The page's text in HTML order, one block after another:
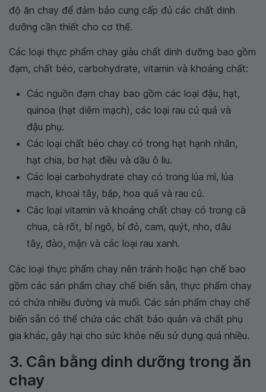
độ ăn chay để đảm bảo cung cấp đủ các chất dinh
dưỡng cần thiết cho cơ thể.
Các loại thực phẩm chay giàu chất dinh dưỡng bao gồm
đạm, chất béo, carbohydrate, vitamin và khoáng chất:
Các nguồn đạm chay bao gồm các loại đậu, hạt,
quinoa (hạt diêm mạch), các loại rau củ quả và
đậu phụ.
Các loại chất béo chay có trong hạt hạnh nhân,
hạt chia, bơ hạt điều và dầu ô liu.
Các loại carbohydrate chay có trong lúa mì, lúa
mạch, khoai tây, bắp, hoa quả và rau củ.
Các loại vitamin và khoáng chất chay có trong cà
chua, cà rốt, bí ngô, bí đỏ, cam, quýt, nho, dâu
tây, đào, mận và các loại rau xanh.
Các loại thực phẩm chay nên tránh hoặc hạn chế bao
gồm các sản phẩm chay chế biến sẵn, thực phẩm chay
có chứa nhiều đường và muối. Các sản phẩm chay chế
biến sẵn có thể chứa các chất bảo quản và chất phụ
gia khác, gây hại cho sức khỏe nếu sử dụng quá nhiều.
3. Cân bằng dinh dưỡng trong ăn
chay